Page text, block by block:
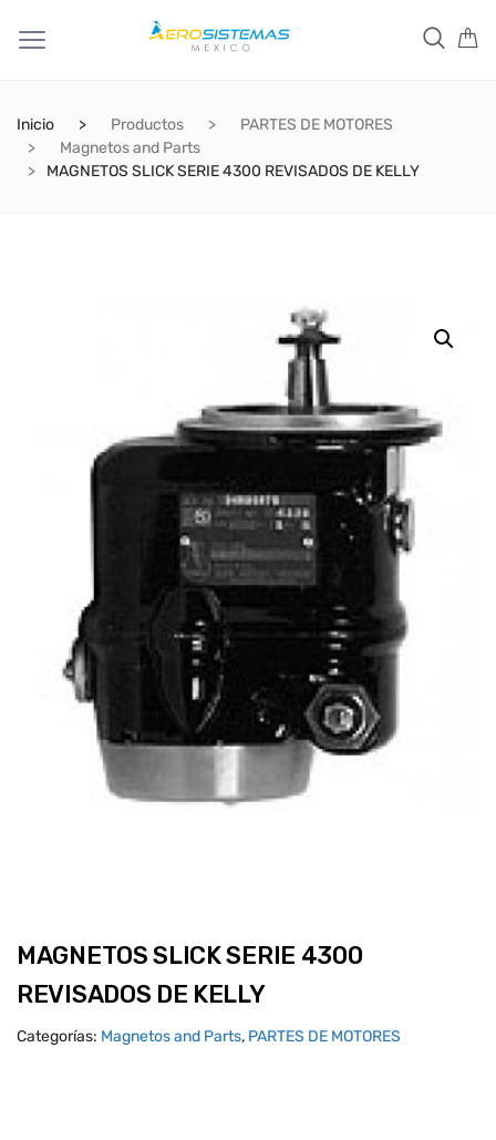
Inicio Productos
PARTES DE MOTORES
Magnetos and Parts
MAGNETOS SLICK SERIE 4300 REVISADOS DE KELLY
MAGNETOS SLICK SERIE 4300
REVISADOS DE KELLY
Categorías: Magnetos and Parts, PARTES DE MOTORES